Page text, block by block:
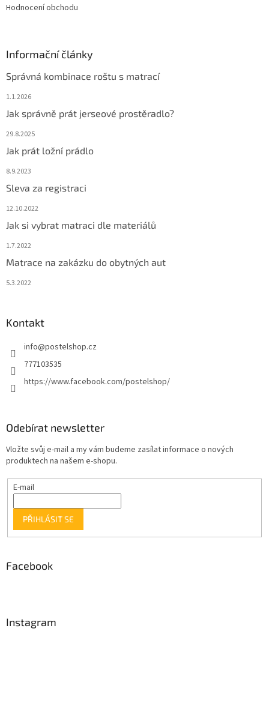
Hodnocení obchodu
Informační články
Správná kombinace roštu s matrací
1.1.2026
Jak správně prát jerseové prostěradlo?
29.8.2025
Jak prát ložní prádlo
8.9.2023
Sleva za registraci
12.10.2022
Jak si vybrat matraci dle materiálů
1.7.2022
Matrace na zakázku do obytných aut
5.3.2022
Kontakt
info@postelshop.cz
777103535
https://www.facebook.com/postelshop/
Odebírat newsletter
Vložte svůj e-mail a my vám budeme zasílat informace o nových
produktech na našem e-shopu.
E-mail
PŘIHLÁSIT SE
Facebook
Instagram